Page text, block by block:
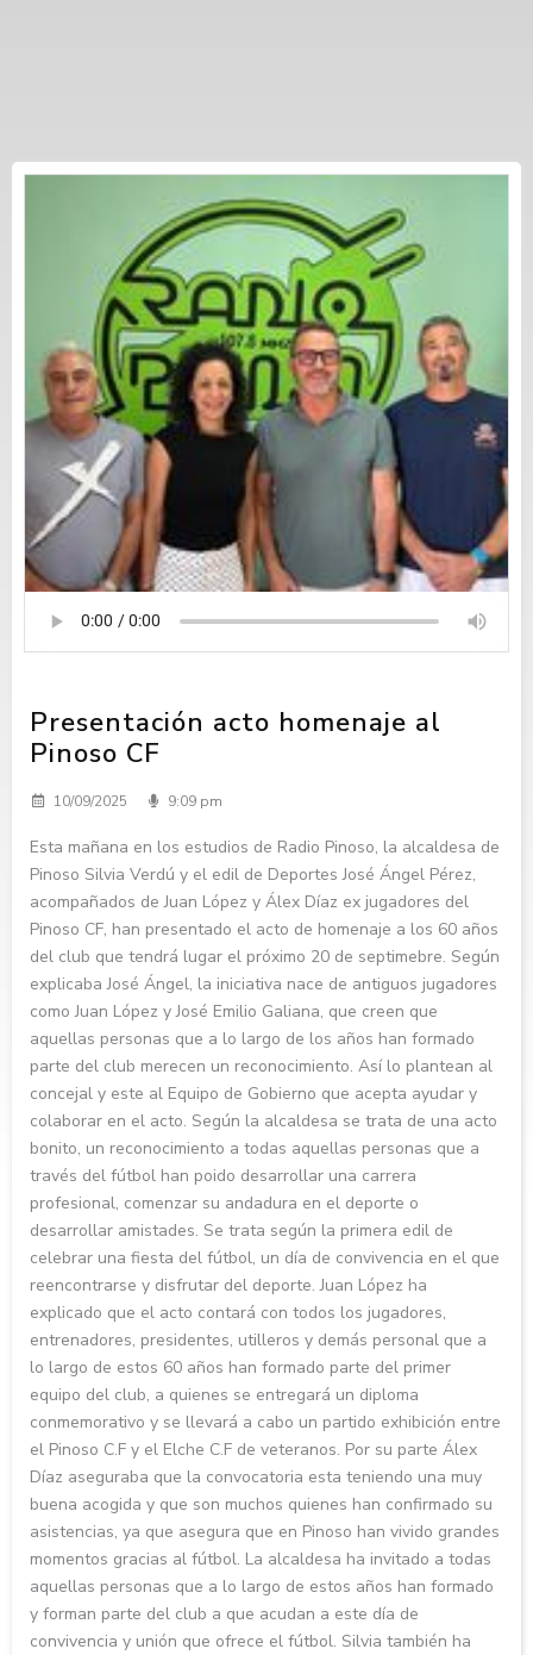
Presentación acto homenaje al
Pinoso CF
10/09/2025 9:09 pm
Esta mañana en los estudios de Radio Pinoso, la alcaldesa de
Pinoso Silvia Verdú y el edil de Deportes José Ángel Pérez,
acompañados de Juan López y Álex Díaz ex jugadores del
Pinoso CF, han presentado el acto de homenaje a los 60 años
del club que tendrá lugar el próximo 20 de septimebre. Según
explicaba José Ángel, la iniciativa nace de antiguos jugadores
como Juan López y José Emilio Galiana, que creen que
aquellas personas que a lo largo de los años han formado
parte del club merecen un reconocimiento. Así lo plantean al
concejal y este al Equipo de Gobierno que acepta ayudar y
colaborar en el acto. Según la alcaldesa se trata de una acto
bonito, un reconocimiento a todas aquellas personas que a
través del fútbol han poido desarrollar una carrera
profesional, comenzar su andadura en el deporte o
desarrollar amistades. Se trata según la primera edil de
celebrar una fiesta del fútbol, un día de convivencia en el que
reencontrarse y disfrutar del deporte. Juan López ha
explicado que el acto contará con todos los jugadores,
entrenadores, presidentes, utilleros y demás personal que a
lo largo de estos 60 años han formado parte del primer
equipo del club, a quienes se entregará un diploma
conmemorativo y se llevará a cabo un partido exhibición entre
el Pinoso C.F y el Elche C.F de veteranos. Por su parte Álex
Díaz aseguraba que la convocatoria esta teniendo una muy
buena acogida y que son muchos quienes han confirmado su
asistencias, ya que asegura que en Pinoso han vivido grandes
momentos gracias al fútbol. La alcaldesa ha invitado a todas
aquellas personas que a lo largo de estos años han formado
y forman parte del club a que acudan a este día de
convivencia y unión que ofrece el fútbol. Silvia también ha